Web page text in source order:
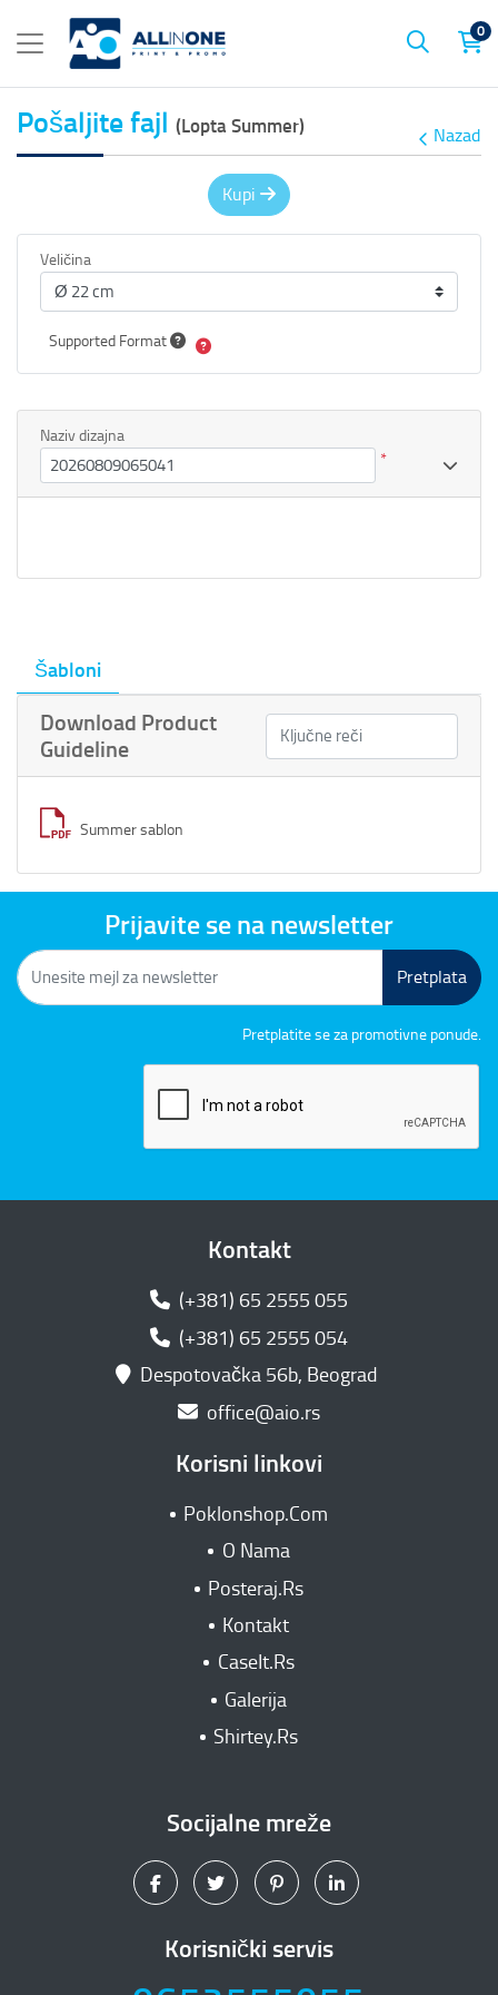
0
Pošaljite fajl (Lopta Summer) Nazad
Šabloni
Download Product
Guideline
Summer sablon
Kupi
Veličina
Supported Format
Naziv dizajna
*
Prijavite se na newsletter
Pretplata
Pretplatite se za promotivne ponude.
Kontakt
(+381) 65 2555 055
(+381) 65 2555 054
Despotovačka 56b, Beograd
office@aio.rs
Korisni linkovi
Poklonshop.Com
O Nama
Posteraj.Rs
Kontakt
CaseIt.Rs
Galerija
Shirtey.Rs
Socijalne mreže
Korisnički servis